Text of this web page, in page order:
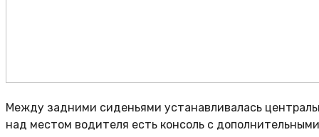
Между задними сиденьями устанавливалась
над местом водителя есть консоль с